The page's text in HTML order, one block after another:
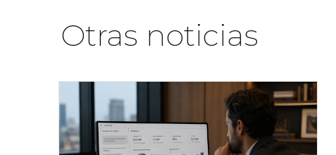
Otras noticias